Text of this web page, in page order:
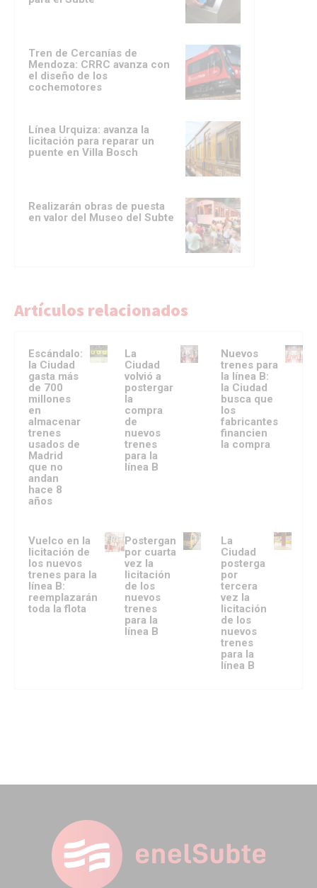
Tren de Cercanías de
Mendoza: CRRC avanza con
el diseño de los
cochemotores
Línea Urquiza: avanza la
licitación para reparar un
puente en Villa Bosch
Realizarán obras de puesta
en valor del Museo del Subte
Artículos relacionados
Escándalo:
la Ciudad
gasta más
de 700
millones
en
almacenar
trenes
usados de
Madrid
que no
andan
hace 8
años
La
Ciudad
volvió a
postergar
la
compra
de
nuevos
trenes
para la
línea B
Nuevos
trenes para
la línea B:
la Ciudad
busca que
los
fabricantes
financien
la compra
Vuelco en la
licitación de
los nuevos
trenes para la
línea B:
reemplazarán
toda la flota
Postergan
por cuarta
vez la
licitación
de los
nuevos
trenes
para la
línea B
La
Ciudad
posterga
por
tercera
vez la
licitación
de los
nuevos
trenes
para la
línea B